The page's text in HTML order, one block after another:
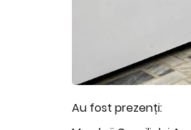
Au fost prezenți: